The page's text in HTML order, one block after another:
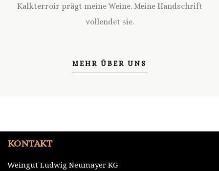
Kalkterroir prägt meine Weine. Meine Handschrift
vollendet sie.
MEHR ÜBER UNS
KONTAKT
Weingut Ludwig Neumayer KG